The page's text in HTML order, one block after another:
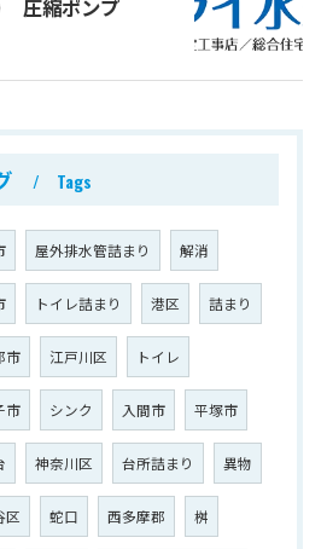
圧縮ポンプ
Tags
屋外排水管詰まり 解消
トイレ詰まり 港区 詰まり
市 江戸川区 トイレ
市 シンク 入間市 平塚市
神奈川区 台所詰まり 異物
区 蛇口 西多摩郡 桝